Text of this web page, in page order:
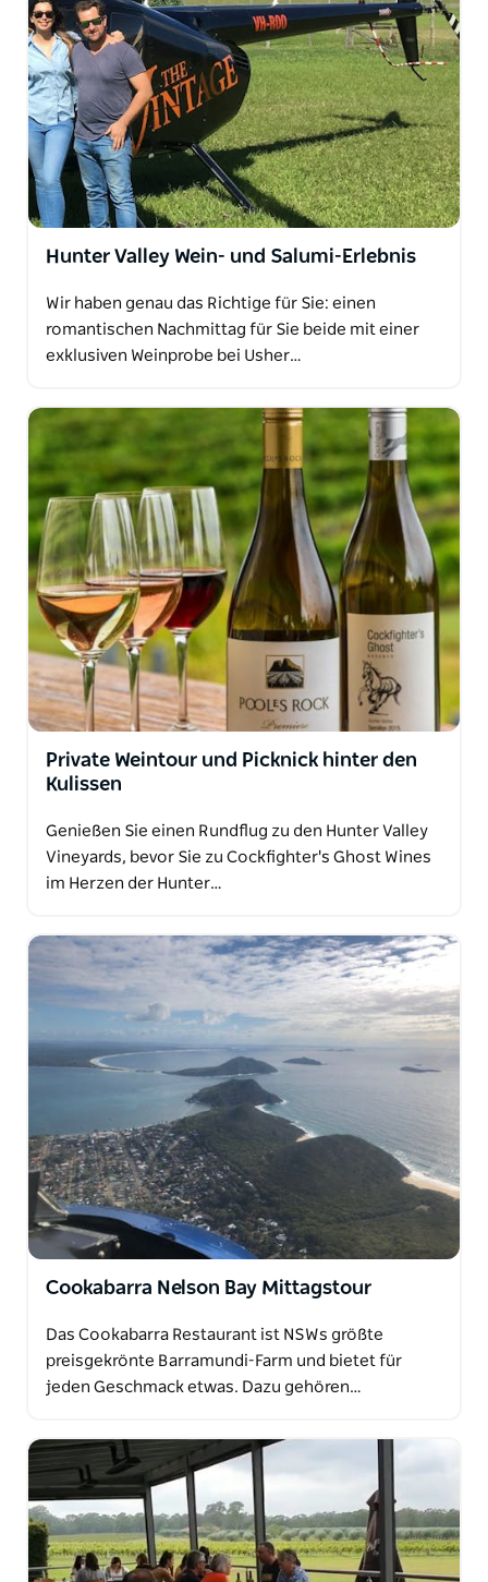
Hunter Valley Wein- und Salumi-Erlebnis
Wir haben genau das Richtige für Sie: einen
romantischen Nachmittag für Sie beide mit einer
exklusiven Weinprobe bei Usher…
Private Weintour und Picknick hinter den
Kulissen
Genießen Sie einen Rundflug zu den Hunter Valley
Vineyards, bevor Sie zu Cockfighter's Ghost Wines
im Herzen der Hunter…
Cookabarra Nelson Bay Mittagstour
Das Cookabarra Restaurant ist NSWs größte
preisgekrönte Barramundi-Farm und bietet für
jeden Geschmack etwas. Dazu gehören…